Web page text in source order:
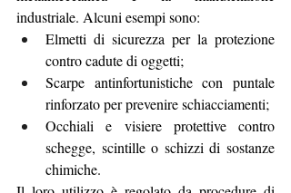
industriale. Alcuni esempi sono:
Elmetti di sicurezza per la protezione
contro cadute di oggetti;
Scarpe antinfortunistiche con puntale
rinforzato per prevenire schiacciamenti;
Occhiali e visiere protettive contro
schegge, scintille o schizzi di sostanze
chimiche.